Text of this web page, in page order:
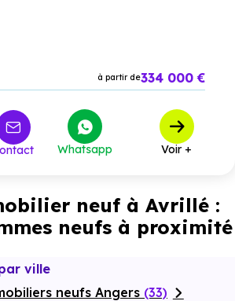
à partir de334 000 €
Whatsapp Voir +
neuf à Avrillé :
neufs à proximité
ville
neufs Angers (33)